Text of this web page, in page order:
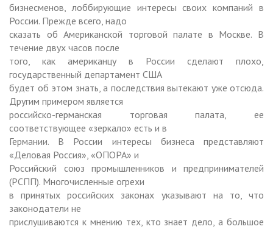
бизнесменов, лоббирующие интересы своих компаний в
России. Прежде всего, надо
сказать об Американской торговой палате в Москве. В
течение двух часов после
того, как американцу в России сделают плохо,
государственный департамент США
будет об этом знать, а последствия вытекают уже отсюда.
Другим примером является
российско-германская торговая палата, ее
соответствующее «зеркало» есть и в
Германии. В России интересы бизнеса представляют
«Деловая Россия», «ОПОРА» и
Российский союз промышленников и предпринимателей
(РСПП). Многочисленные огрехи
в принятых российских законах указывают на то, что
законодатели не
прислушиваются к мнению тех, кто знает дело, а большое